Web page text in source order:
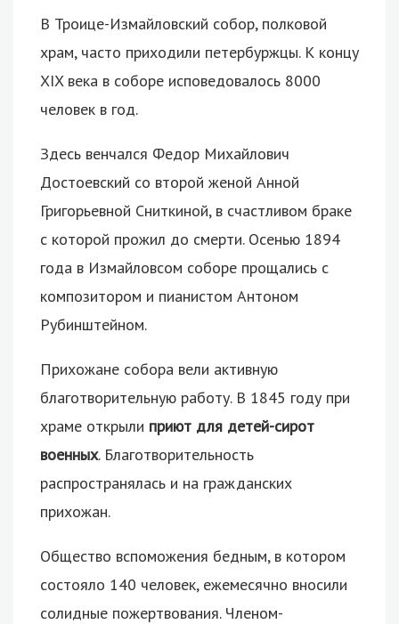
В Троице-Измайловский собор, полковой
храм, часто приходили петербуржцы. К концу
XIX века в соборе исповедовалось 8000
человек в год.
Здесь венчался Федор Михайлович
Достоевский со второй женой Анной
Григорьевной Сниткиной, в счастливом браке
с которой прожил до смерти. Осенью 1894
года в Измайловсом соборе прощались с
композитором и пианистом Антоном
Рубинштейном.
Прихожане собора вели активную
благотворительную работу. В 1845 году при
храме открыли приют для детей-сирот
военных. Благотворительность
распространялась и на гражданских
прихожан.
Общество вспоможения бедным, в котором
состояло 140 человек, ежемесячно вносили
солидные пожертвования. Членом-